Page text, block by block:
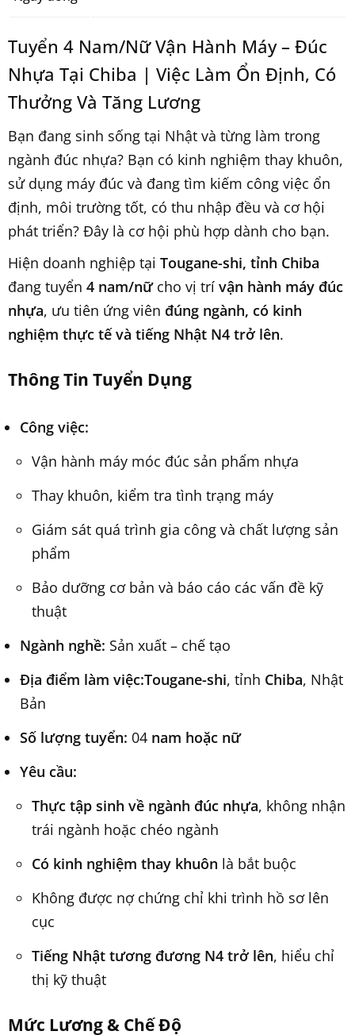
Tuyển 4 Nam/Nữ Vận Hành Máy – Đúc
Nhựa Tại Chiba | Việc Làm Ổn Định, Có
Thưởng Và Tăng Lương
Bạn đang sinh sống tại Nhật và từng làm trong
ngành đúc nhựa? Bạn có kinh nghiệm thay khuôn,
sử dụng máy đúc và đang tìm kiếm công việc ổn
định, môi trường tốt, có thu nhập đều và cơ hội
phát triển? Đây là cơ hội phù hợp dành cho bạn.
Hiện doanh nghiệp tại Tougane-shi, tỉnh Chiba
đang tuyển 4 nam/nữcho vị trí vận hành máy đúc
nhựa, ưu tiên ứng viên đúng ngành, có kinh
nghiệm thực tế và tiếng Nhật N4 trở lên.
Thông Tin Tuyển Dụng
Công việc:
Vận hành máy móc đúc sản phẩm nhựa
Thay khuôn, kiểm tra tình trạng máy
Giám sát quá trình gia công và chất lượng sản
phẩm
Bảo dưỡng cơ bản và báo cáo các vấn đề kỹ
thuật
Ngành nghề: Sản xuất – chế tạo
Địa điểm làm việc:Tougane-shi, tỉnh Chiba, Nhật
Bản
Số lượng tuyển: 04 nam hoặc nữ
Yêu cầu:
Thực tập sinh về ngành đúc nhựa, không nhận
trái ngành hoặc chéo ngành
Có kinh nghiệm thay khuôn là bắt buộc
Không được nợ chứng chỉ khi trình hồ sơ lên
cục
Tiếng Nhật tương đương N4 trở lên, hiểu chỉ
thị kỹ thuật
Mức Lương & Chế Độ